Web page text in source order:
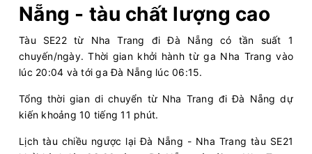
Nẵng - tàu chất lượng cao
Tàu SE22 từ Nha Trang đi Đà Nẵng có tần suất 1
chuyến/ngày. Thời gian khởi hành từ ga Nha Trang vào
lúc 20:04 và tới ga Đà Nẵng lúc 06:15.
Tổng thời gian di chuyển từ Nha Trang đi Đà Nẵng dự
kiến khoảng 10 tiếng 11 phút.
Lịch tàu chiều ngược lại Đà Nẵng - Nha Trang tàu SE21